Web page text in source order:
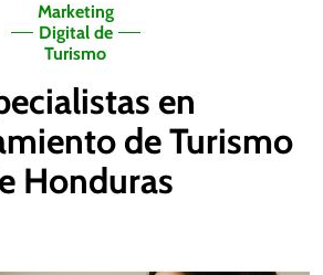
Marketing
Digital de
Turismo
en
de Turismo
Honduras